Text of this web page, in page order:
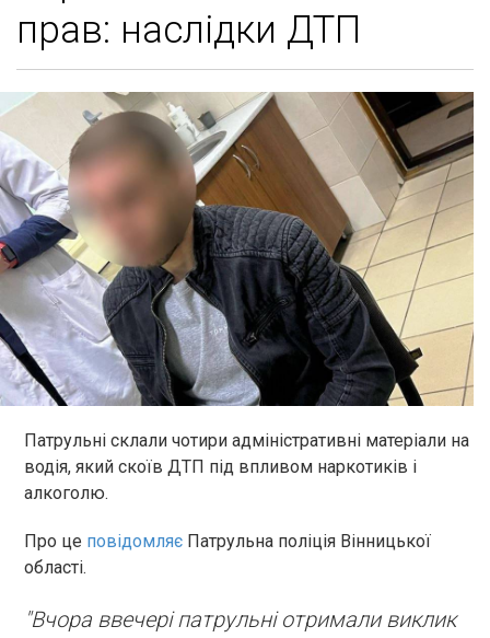
прав: наслідки ДТП
Патрульні склали чотири адміністративні матеріали на
водія, який скоїв ДТП під впливом наркотиків і
алкоголю.
Про це повідомляє Патрульна поліція Вінницької
області.
"Вчора ввечері патрульні отримали виклик